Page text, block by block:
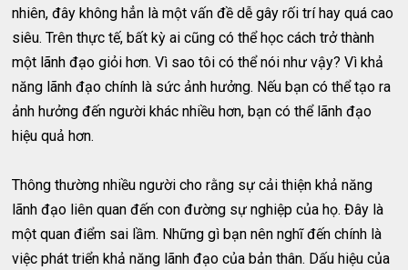
nhiên, đây không hẳn là một vấn đề dễ gây rối trí hay quá cao
siêu. Trên thực tế, bất kỳ ai cũng có thể học cách trở thành
một lãnh đạo giỏi hơn. Vì sao tôi có thể nói như vậy? Vì khả
năng lãnh đạo chính là sức ảnh hưởng. Nếu bạn có thể tạo ra
ảnh hưởng đến người khác nhiều hơn, bạn có thể lãnh đạo
hiệu quả hơn.
Thông thường nhiều người cho rằng sự cải thiện khả năng
lãnh đạo liên quan đến con đường sự nghiệp của họ. Đây là
một quan điểm sai lầm. Những gì bạn nên nghĩ đến chính là
việc phát triển khả năng lãnh đạo của bản thân. Dấu hiệu của